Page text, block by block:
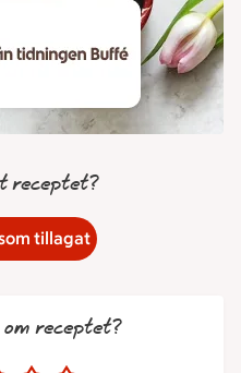
receptet?
tillagat
receptet?